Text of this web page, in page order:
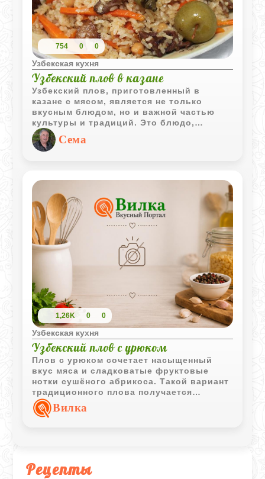
Рецепты
754 0 0
Узбекская кухня
Узбекский плов в казане
Узбекский плов, приготовленный в
казане с мясом, является не только
вкусным блюдом, но и важной частью
культуры и традиций. Это блюдо,
сочетающее в себе ароматные специи и
сочное мясо, обладает уникальным
вкусом и текстурой, которые делают его
Сема
1,26K 0 0
Узбекская кухня
Узбекский плов с урюком
Плов с урюком сочетает насыщенный
вкус мяса и сладковатые фруктовые
нотки сушёного абрикоса. Такой вариант
традиционного плова получается
ароматным, рассыпчатым и особенно
выразительным благодаря контрасту
Вилка